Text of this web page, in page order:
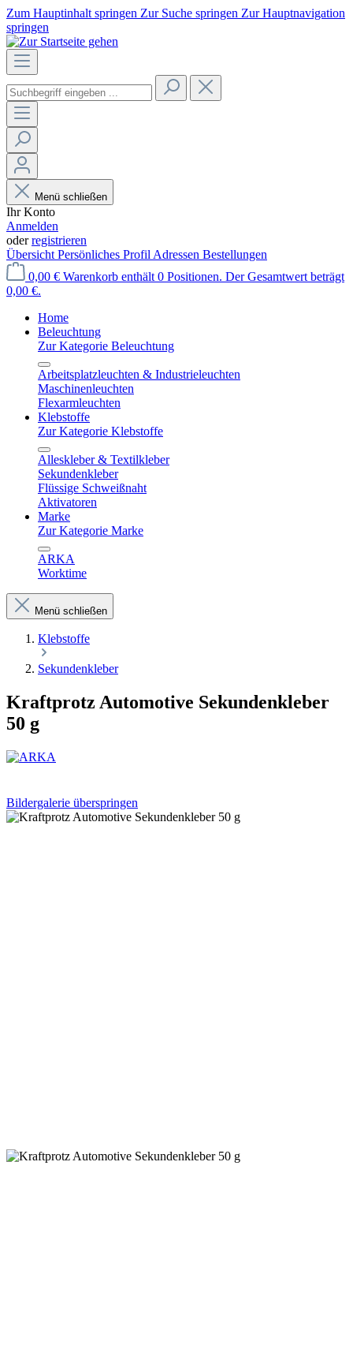
Zum Hauptinhalt springen Zur Suche springen Zur Hauptnavigation
springen
Menü schließen
Ihr Konto
Anmelden
oderregistrieren
Übersicht Persönliches Profil Adressen Bestellungen
0,00 € Warenkorb enthält 0 Positionen. Der Gesamtwert beträgt
0,00 €.
Home
Beleuchtung
Zur Kategorie Beleuchtung
Arbeitsplatzleuchten & Industrieleuchten
Maschinenleuchten
Flexarmleuchten
Klebstoffe
Zur Kategorie Klebstoffe
Alleskleber & Textilkleber
Sekundenkleber
Flüssige Schweißnaht
Aktivatoren
Marke
Zur Kategorie Marke
ARKA
Worktime
Menü schließen
Klebstoffe
Sekundenkleber
Kraftprotz Automotive Sekundenkleber
50 g
Bildergalerie überspringen